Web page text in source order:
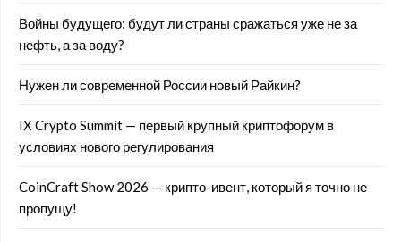
Войны будущего: будут ли страны сражаться уже не за
нефть, а за воду?
Нужен ли современной России новый Райкин?
IX Crypto Summit — первый крупный криптофорум в
условиях нового регулирования
CoinCraft Show 2026 — крипто-ивент, который я точно не
пропущу!